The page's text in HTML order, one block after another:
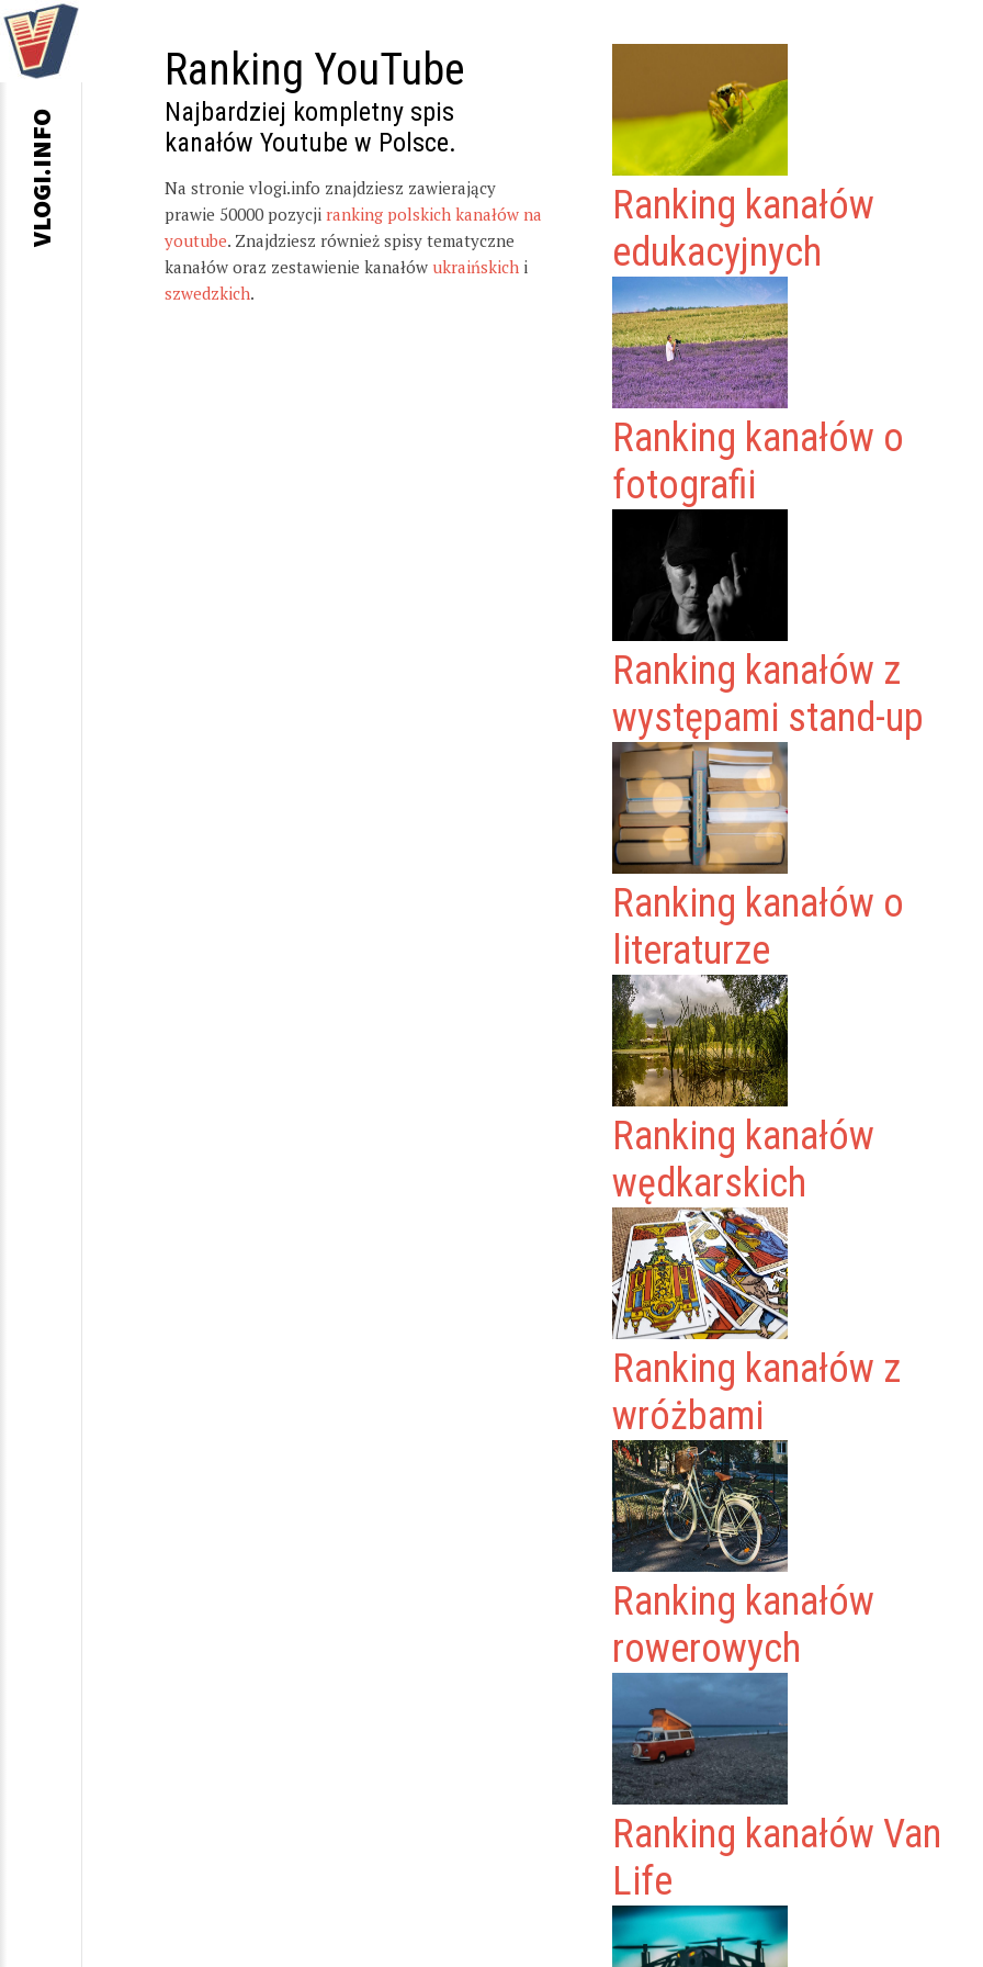
Ranking YouTube
Najbardziej kompletny spis
kanałów Youtube w Polsce.
Na stronie vlogi.info znajdziesz zawierający
prawie 50000 pozycji ranking polskich kanałów na
youtube. Znajdziesz również spisy tematyczne
kanałów oraz zestawienie kanałów ukraińskich i
szwedzkich.
Ranking kanałów
edukacyjnych
Ranking kanałów o
fotografii
Ranking kanałów z
występami stand-up
Ranking kanałów o
literaturze
Ranking kanałów
wędkarskich
Ranking kanałów z
wróżbami
Ranking kanałów
rowerowych
Ranking kanałów Van
Life
VLOGI.INFO